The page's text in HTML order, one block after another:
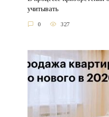
учитывать
0 327